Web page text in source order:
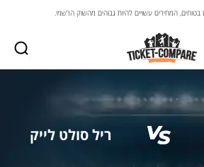
בטוחים, המחירים עשויים להיות גבוהים מהשוק הרשמי.
ריל סולט לייק